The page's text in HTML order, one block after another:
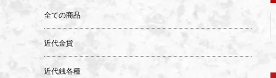
全ての商品
近代金貨
近代銭各種